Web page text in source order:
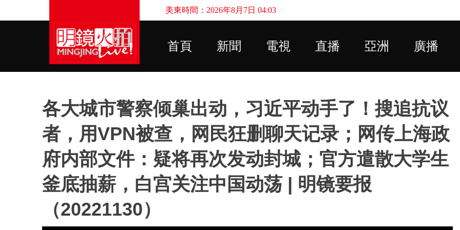
美東時間：2026年8月7日 04:03
首頁 新聞 電視 直播 亞洲 廣播
各大城市警察倾巢出动，习近平动手了！搜追抗议
者，用VPN被查，网民狂删聊天记录；网传上海政
府内部文件：疑将再次发动封城；官方遣散大学生
釜底抽薪，白宫关注中国动荡 | 明镜要报
（20221130）